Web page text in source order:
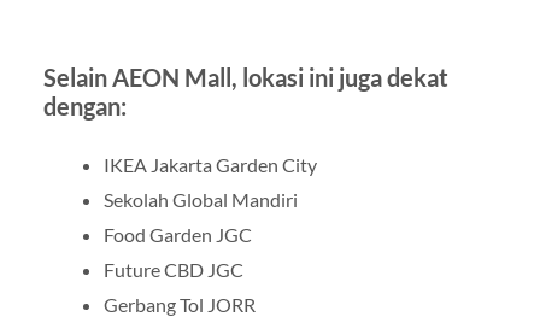
Selain AEON Mall, lokasi ini juga dekat
dengan:
IKEA Jakarta Garden City
Sekolah Global Mandiri
Food Garden JGC
Future CBD JGC
Gerbang Tol JORR